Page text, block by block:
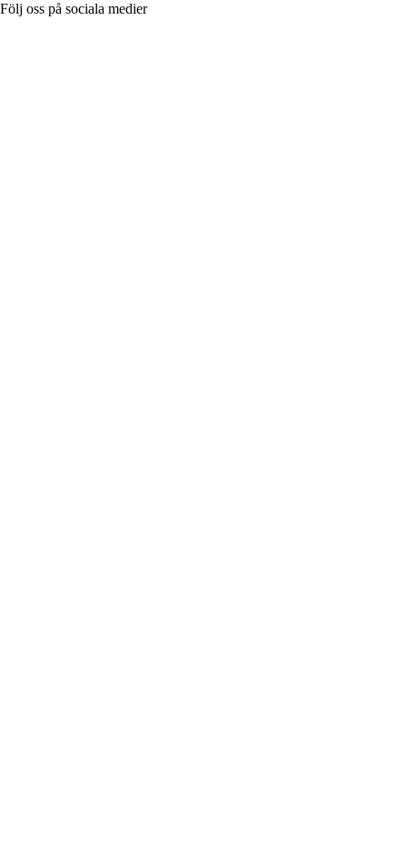
Följ oss på sociala medier